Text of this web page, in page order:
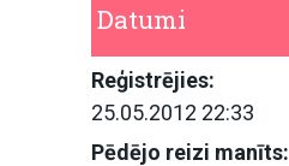
Datumi
Reģistrējies:
25.05.2012 22:33
Pēdējo reizi manīts: